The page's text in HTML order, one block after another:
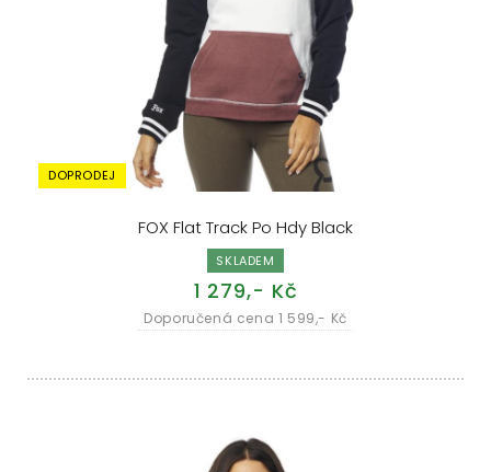
FOX Flat Track Po Hdy Black
SKLADEM
1 279,- Kč
Doporučená cena 1 599,- Kč
DOPRODEJ